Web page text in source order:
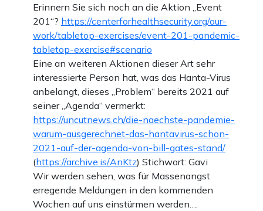
Erinnern Sie sich noch an die Aktion „Event
201“? https://centerforhealthsecurity.org/our-
work/tabletop-exercises/event-201-pandemic-
tabletop-exercise#scenario
Eine an weiteren Aktionen dieser Art sehr
interessierte Person hat, was das Hanta-Virus
anbelangt, dieses „Problem“ bereits 2021 auf
seiner „Agenda“ vermerkt:
https://uncutnews.ch/die-naechste-pandemie-
warum-ausgerechnet-das-hantavirus-schon-
2021-auf-der-agenda-von-bill-gates-stand/
(https://archive.is/AnKtz) Stichwort: Gavi
Wir werden sehen, was für Massenangst
erregende Meldungen in den kommenden
Wochen auf uns einstürmen werden….